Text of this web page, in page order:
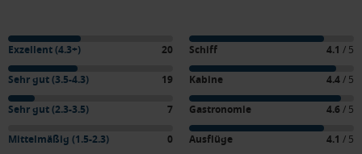
Exzellent (4.3+) 20
Sehr gut (3.5-4.3) 19
Sehr gut (2.3-3.5) 7
Mittelmäßig (1.5-2.3) 0
Schiff 4.1 / 5
Kabine 4.4/ 5
Gastronomie 4.6 / 5
Ausflüge 4.1 / 5